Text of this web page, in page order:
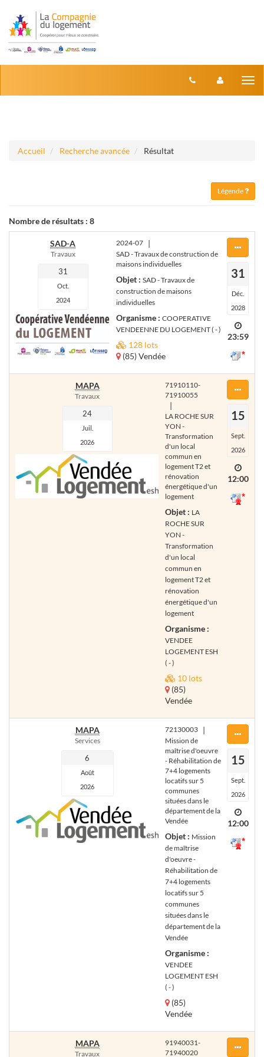
Accueil Recherche avancée Résultat
Légende
Nombre de résultats : 8
SAD-A
Travaux
31
Oct.
2024
2024-07 |
SAD - Travaux de construction de
maisons individuelles
Objet : SAD - Travaux de
construction de maisons
individuelles
Organisme : COOPERATIVE
VENDEENNE DU LOGEMENT ( - )
128 lots
(85) Vendée
31
Déc.
2028
23:59
MAPA
Travaux
24
Juil.
2026
71910110-
71910055
|
LA ROCHE SUR
YON -
Transformation
d'un local
commun en
logement T2 et
rénovation
énergétique d'un
logement
Objet : LA
ROCHE SUR
YON -
Transformation
d'un local
commun en
logement T2 et
rénovation
énergétique d'un
logement
Organisme :
VENDEE
LOGEMENT ESH
( - )
10 lots
(85)
Vendée
15
Sept.
2026
12:00
MAPA
Services
6
Août
2026
72130003 |
Mission de
maîtrise d'oeuvre
- Réhabilitation de
7+4 logements
locatifs sur 5
communes
situées dans le
département de la
Vendée
Objet : Mission
de maîtrise
d'oeuvre -
Réhabilitation de
7+4 logements
locatifs sur 5
communes
situées dans le
département de la
Vendée
Organisme :
VENDEE
LOGEMENT ESH
( - )
(85)
Vendée
15
Sept.
2026
12:00
MAPA
Travaux
91940031-
71940020